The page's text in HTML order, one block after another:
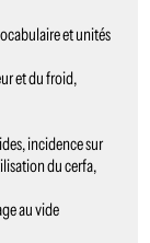
et unités
et du froid,
incidence sur
du cerfa,
au vide